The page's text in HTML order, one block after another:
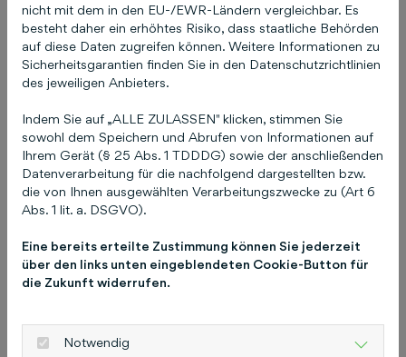
Ich habe meine
Zugangsdaten (E-Mail
und / oder Passwort) zu
COCO vergessen!
17. April 2025
nicht mit dem in den EU-/EWR-Ländern vergleichbar. Es
besteht daher ein erhöhtes Risiko, dass staatliche Behörden
auf diese Daten zugreifen können. Weitere Informationen zu
Sicherheitsgarantien finden Sie in den Datenschutzrichtlinien
des jeweiligen Anbieters.
Indem Sie auf „ALLE ZULASSEN" klicken, stimmen Sie
sowohl dem Speichern und Abrufen von Informationen auf
Ihrem Gerät (§ 25 Abs. 1 TDDDG) sowie der anschließenden
Datenverarbeitung für die nachfolgend dargestellten bzw.
die von Ihnen ausgewählten Verarbeitungszwecke zu (Art 6
Abs. 1 lit. a. DSGVO).
Eine bereits erteilte Zustimmung können Sie jederzeit
über den links unten eingeblendeten Cookie-Button für
die Zukunft widerrufen.
Notwendig